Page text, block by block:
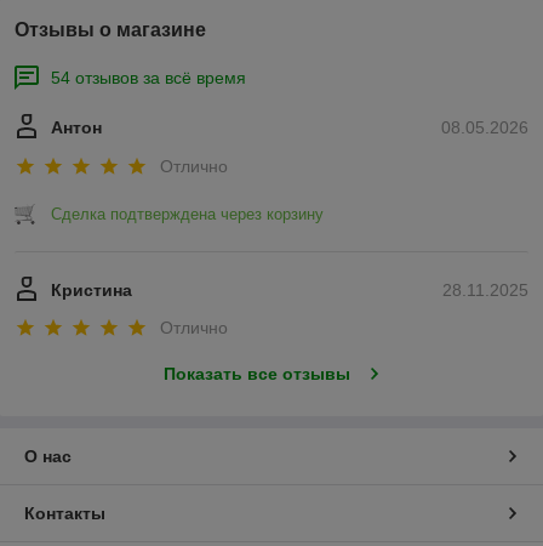
Отзывы о магазине
54 отзывов за всё время
08.05.2026
Антон
Отлично
Сделка подтверждена через корзину
28.11.2025
Кристина
Отлично
Показать все отзывы
О нас
Контакты